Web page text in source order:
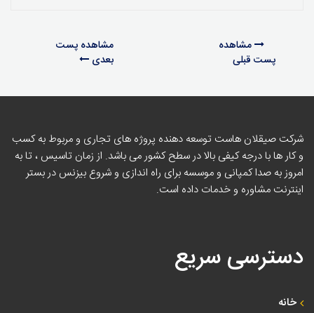
مشاهده پست
بعدی
مشاهده
پست قبلی
شرکت صیقلان هاست توسعه دهنده پروژه های تجاری و مربوط به کسب
و کار ها با درجه کیفی بالا در سطح کشور می باشد. از زمان تاسیس ، تا به
امروز به صدا کمپانی و موسسه برای راه اندازی و شروع بیزنس در بستر
اینترنت مشاوره و خدمات داده است.
دسترسی سریع
خانه